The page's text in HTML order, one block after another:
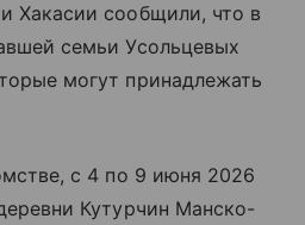
Хакасии сообщили, что в
семьи Усольцевых
могут принадлежать
с 4 по 9 июня 2026
Кутурчин Манско-